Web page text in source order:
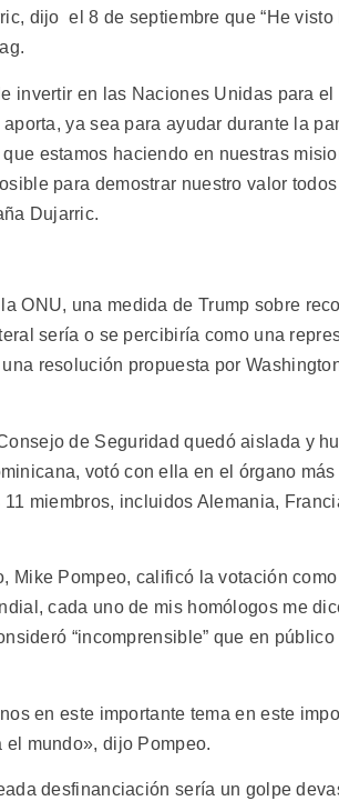
dijo el 8 de septiembre que “He
invertir en las Naciones Unidas para
ya sea para ayudar durante la
estamos haciendo en nuestras
para demostrar nuestro valor
Dujarric.
ONU, una medida de Trump sobre
sería o se percibiría como una
resolución propuesta por
de Seguridad quedó aislada y
votó con ella en el órgano
miembros, incluidos Alemania,
Mike Pompeo, calificó la votación como
cada uno de mis homólogos me
“incomprensible” que en
en este importante tema en este
mundo», dijo Pompeo.
desfinanciación sería un golpe